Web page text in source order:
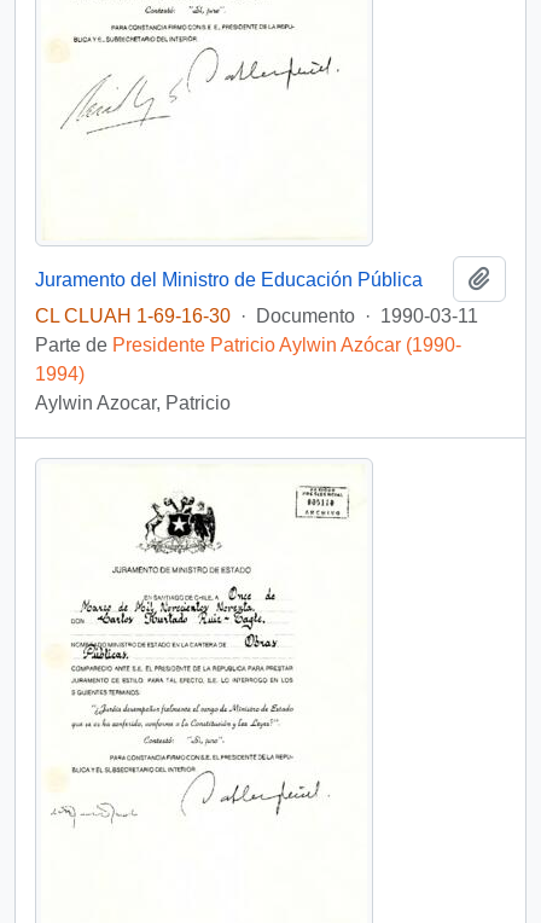
Juramento del Ministro de Educación Pública
CL CLUAH 1-69-16-30 · Documento · 1990-03-11
Parte de Presidente Patricio Aylwin Azócar (1990-
1994)
Aylwin Azocar, Patricio